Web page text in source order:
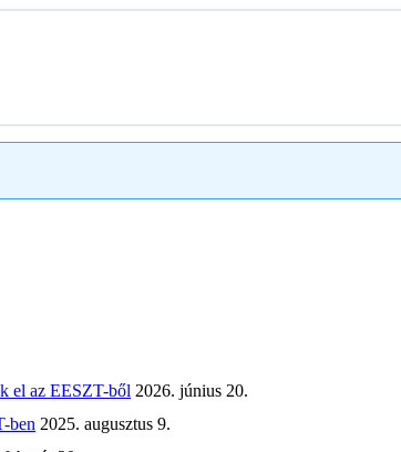
el az EESZT-ből 2026. június 20.
ben 2025. augusztus 9.